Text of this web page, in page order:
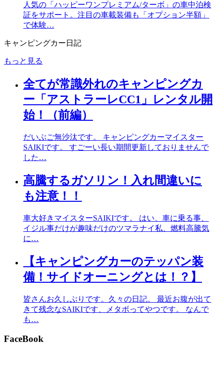
人気の「ハッピーワンプレミアム/ターボ」の車中泊検
証をサポート。注目の車載装備も「オプション半額」
で体験…
キャンピングカー日記
もっと見る
全てが常識外れのキャンピングカ
ー「アストラーレCC1」レンタル開
始！（前編）
だいぶご無沙汰です。 キャンピングカーマイスター
SAIKIです。 すごーい長い期間更新しておりませんで
した…
高騰するガソリン！入れ間違いに
も注意！！
車大好きマイスターSAIKIです。 はい、車に乗る事、
イジル事だけが趣味だけのツマラナイ私、燃料高騰気
に…
【キャンピングカーのテッパン装
備！サイドオーニングとは！？】
皆さんお久しぶりです。久々の日記。 最近お腹が出て
きて残念なSAIKIです、メタボってやつです。 なんで
も…
FaceBook